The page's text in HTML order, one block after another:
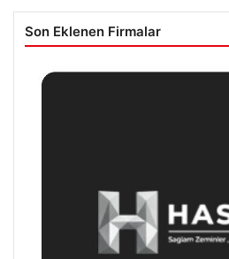
Son Eklenen Firmalar